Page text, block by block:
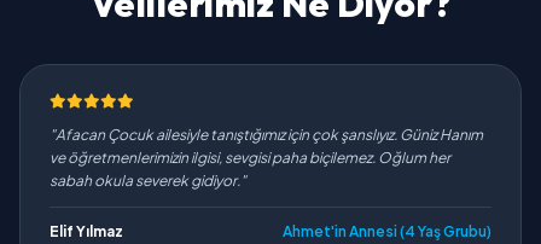
"Afacan Çocuk ailesiyle tanıştığımız için çok şanslıyız. Güniz Hanım
ve öğretmenlerimizin ilgisi, sevgisi paha biçilemez. Oğlum her
sabah okula severek gidiyor."
Elif Yılmaz Ahmet'in Annesi (4 Yaş Grubu)